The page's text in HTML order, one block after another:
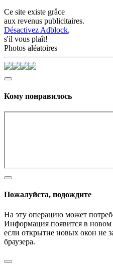
Ce site existe grâce
aux revenus publicitaires.
Désactivez Adblock,
s'il vous plaît!
Photos aléatoires
Кому понравилось
Пожалуйста, подождите
На эту операцию может
Информация появится в новом
если открытие новых окон не
браузера.